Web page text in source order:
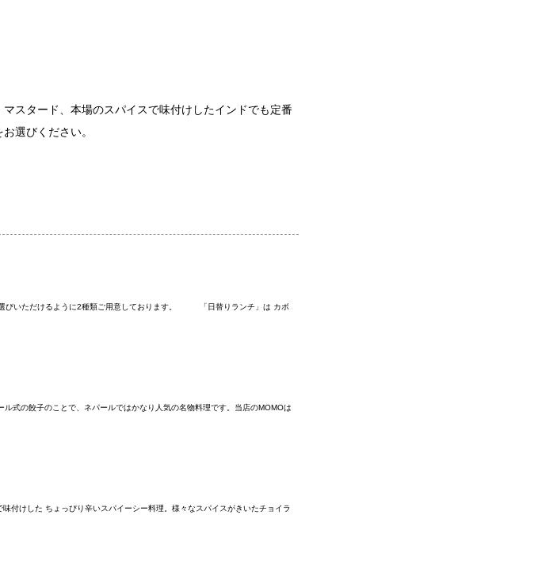
スタード、本場のスパイスで味付けしたインドでも定番
選びください。
選びいただけるように2種類ご用意しております。 「日替りランチ」は カボ
式の餃子のことで、ネパールではかなり人気の名物料理です。当店のMOMOは
付けした ちょっぴり辛いスパイーシー料理。様々なスパイスがきいたチョイラ